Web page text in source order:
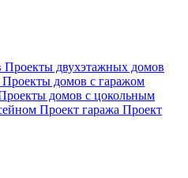
Проекты двухэтажных домов
Проекты домов с гаражом
домов с цокольным
Проект гаража Проект